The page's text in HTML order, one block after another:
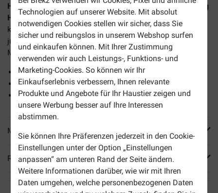
Technologien auf unserer Website. Mit absolut
notwendigen Cookies stellen wir sicher, dass Sie
sicher und reibungslos in unserem Webshop surfen
und einkaufen können. Mit Ihrer Zustimmung
verwenden wir auch Leistungs-, Funktions- und
Marketing-Cookies. So können wir Ihr
Einkaufserlebnis verbessern, Ihnen relevante
Produkte und Angebote für Ihr Haustier zeigen und
unsere Werbung besser auf Ihre Interessen
abstimmen.
Sie können Ihre Präferenzen jederzeit in den Cookie-
Einstellungen unter der Option „Einstellungen
anpassen“ am unteren Rand der Seite ändern.
Weitere Informationen darüber, wie wir mit Ihren
Daten umgehen, welche personenbezogenen Daten
Hill's Science Plan Kitten Poultry Selection Kombipackung
Huhn & Truthahnbesteht aus 12 x 85 g Beuteln mit
köstlich zarten Hühner- bzw. Truthahnstücken in Sauce für
junge Kätzchen ab der Entwöhnung bis zum Alter von 12
Monaten sowie für trächtige und laktierende Muttertiere
Für eine optimale Entwicklung von Augen und Gehirn
Fördert starke Zähne und Knochen
Unterstützt das Immunsystem
Mehr Produktinfos
Reviews